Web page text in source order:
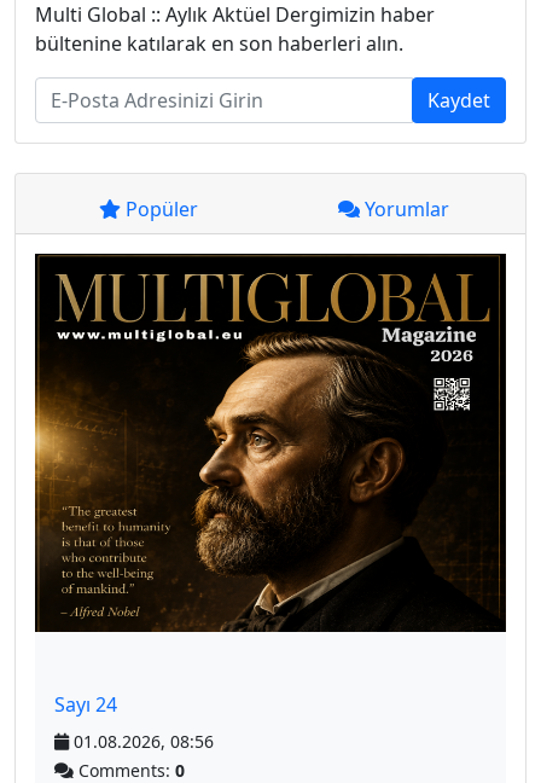
Multi Global :: Aylık Aktüel Dergimizin haber
bültenine katılarak en son haberleri alın.
Kaydet
Popüler Yorumlar
Sayı 24
01.08.2026, 08:56
Comments: 0